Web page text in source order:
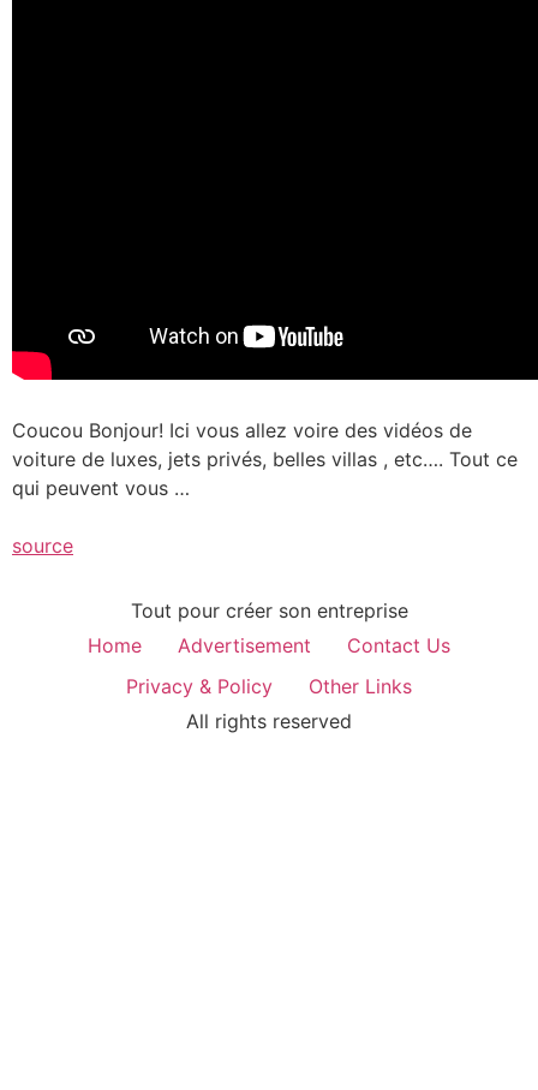
Coucou Bonjour! Ici vous allez voire des vidéos de
voiture de luxes, jets privés, belles villas , etc…. Tout ce
qui peuvent vous …
source
Tout pour créer son entreprise
Home
Advertisement
Contact Us
Privacy & Policy
Other Links
All rights reserved